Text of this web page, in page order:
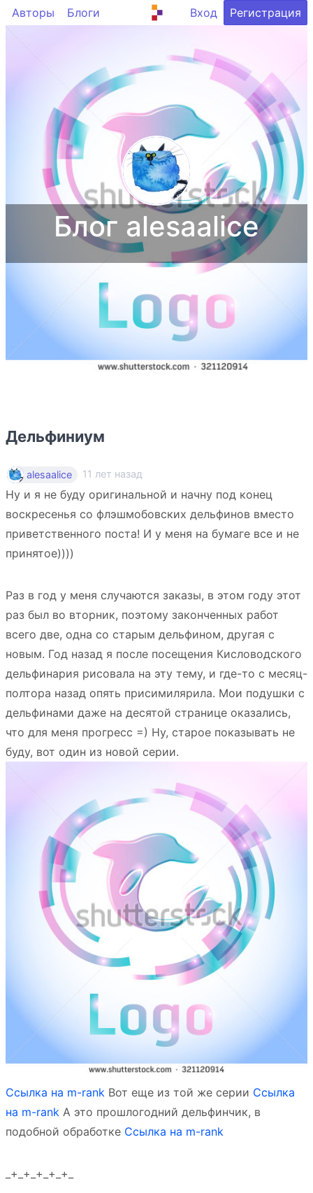
Авторы Блоги Вход Регистрация
Блог alesaalice
Дельфиниум
alesaalice 11 лет назад
Ну и я не буду оригинальной и начну под конец
воскресенья со флэшмобовских дельфинов вместо
приветственного поста! И у меня на бумаге все и не
принятое))))
Раз в год у меня случаются заказы, в этом году этот
раз был во вторник, поэтому законченных работ
всего две, одна со старым дельфином, другая с
новым. Год назад я после посещения Кисловодского
дельфинария рисовала на эту тему, и где-то с месяц-
полтора назад опять присимилярила. Мои подушки с
дельфинами даже на десятой странице оказались,
что для меня прогресс =) Ну, старое показывать не
буду, вот один из новой серии.
Ссылка на m-rank Вот еще из той же серии Ссылка
на m-rank А это прошлогодний дельфинчик, в
подобной обработке Ссылка на m-rank
_+_+_+_+_+_